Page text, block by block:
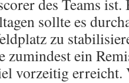
des Teams
sollte es
zu
zumindest ein
vorzeitig